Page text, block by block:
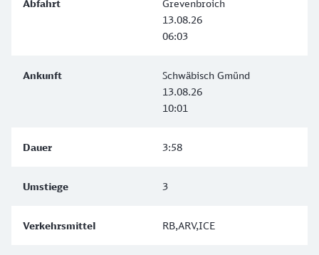
Grevenbroich
13.08.26
06:03
Schwäbisch Gmünd
13.08.26
10:01
3:58
3
RB,ARV,ICE